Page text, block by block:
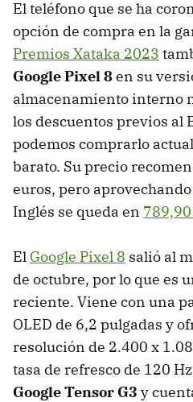
El teléfono que se ha
opción de compra en la
Premios Xataka 2023
Google Pixel 8en su
almacenamiento interno
los descuentos previos al
podemos comprarlo
barato. Su precio
euros, pero
Inglés se queda en
El Google Pixel 8 salió al
de octubre, por lo que es
reciente. Viene con una
OLED de 6,2 pulgadas y
resolución de 2.400 x
tasa de refresco de 120
Google Tensor G3 y